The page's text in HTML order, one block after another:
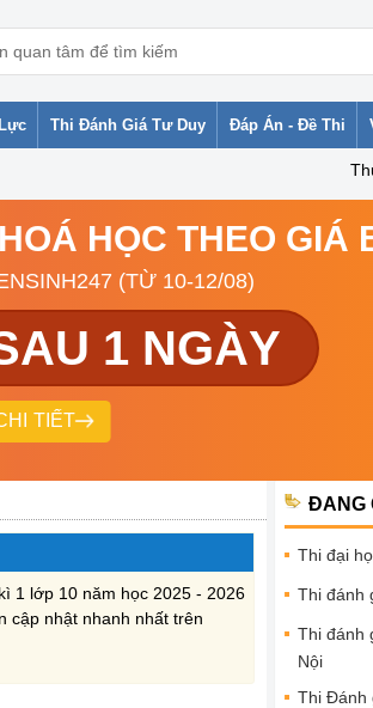
Thi Đánh Giá Tư Duy Đáp Án - Đề Thi
HỌC THEO GIÁ
(TỪ 10-12/08)
1 NGÀY
TIẾT
1 lớp 10 năm học 2025 - 2026
cập nhật nhanh nhất trên
ĐANG
Thi đại
Thi đánh
Thi đánh
Nội
Thi Đánh